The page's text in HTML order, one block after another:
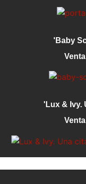
'Baby
'Lux & Ivy.